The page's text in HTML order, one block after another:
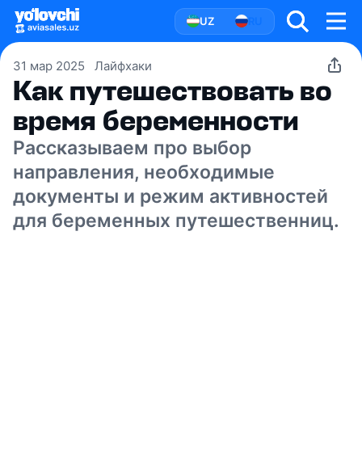
UZ
31 мар 2025 Лайфхаки
Как путешествовать во
время беременности
Рассказываем про выбор
направления, необходимые
документы и режим активностей
для беременных путешественниц.